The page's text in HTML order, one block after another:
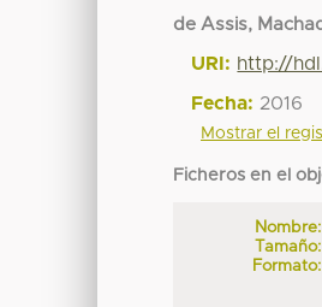
de Assis,
URI: http://
Fecha: 2016
Mostrar el
Ficheros en el
Nombre:
Tamaño:
Formato: